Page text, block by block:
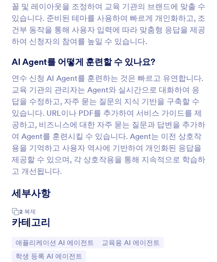
꼴 및 레이아웃을 조정하여 교육 기관의 브랜드에 맞출 수
있습니다. 준비된 테마를 사용하여 빠르게 개인화하고, 조
건부 동작을 통해 사용자 입력에 따라 맞춤형 응답을 제공
하여 신청자의 참여를 높일 수 있습니다.
AI Agent를 어떻게 훈련할 수 있나요?
연수 신청 AI Agent를 훈련하는 것은 빠르고 유연합니다.
교육 기관의 관리자는 Agent와 실시간으로 대화하여 응
답을 수정하고, 자주 묻는 질문의 지식 기반을 구축할 수
있습니다. URL이나 PDF를 추가하여 서비스 가이드를 제
공하고, 비즈니스에 대한 자주 묻는 질문과 답변을 추가하
여 Agent를 훈련시킬 수 있습니다. Agent는 이전 상호작
용을 기억하고 사용자 역사에 기반하여 개인화된 응답을
제공할 수 있으며, 각 상호작용을 통해 지속적으로 학습하
고 개선됩니다.
세부사항
2 복제
카테고리
카테고리로 이동:
애플리케이션 AI 에이전트 카테고리로 이동:
교육용 AI 에이전트
카테고리로 이동:
학생 등록 ​​AI 에이전트